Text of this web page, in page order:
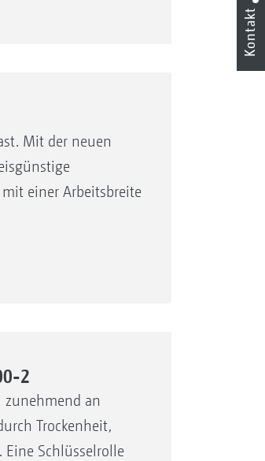
Mit der neuen
einer Arbeitsbreite
2
zunehmend an
Trockenheit,
Schlüsselrolle
Kontakt